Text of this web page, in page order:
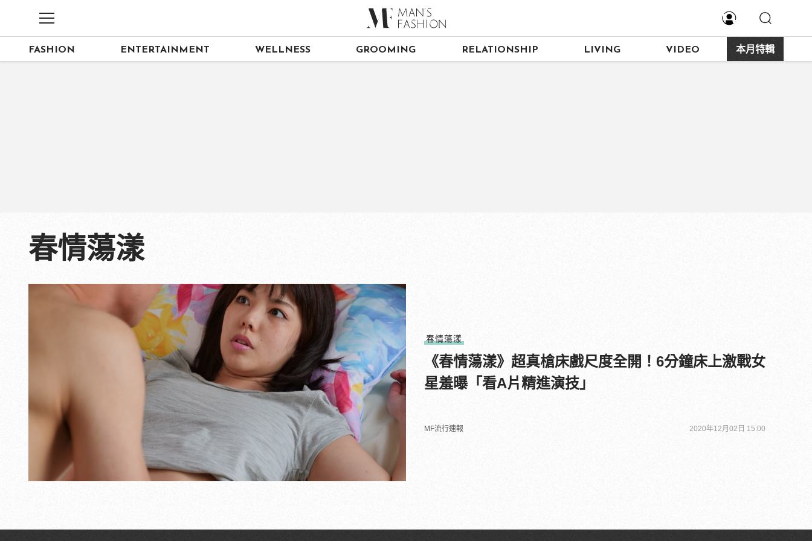
FASHION ENTERTAINMENT WELLNESS GROOMING RELATIONSHIP LIVING VIDEO 本月特輯
春情蕩漾
春情蕩漾
《春情蕩漾》超真槍床戲尺度全開！6分鐘床上激戰女
星羞曝「看A片精進演技」
MF流行速報 2020年12月02日 15:00